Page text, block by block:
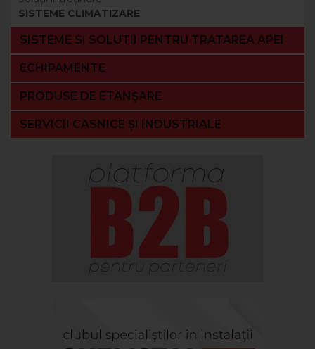
SISTEME CLIMATIZARE
SISTEME SI SOLUTII PENTRU TRATAREA APEI
ECHIPAMENTE
PRODUSE DE ETANȘARE
SERVICII CASNICE ȘI INDUSTRIALE